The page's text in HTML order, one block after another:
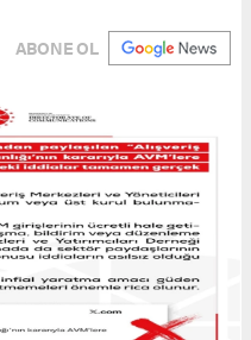
ABONE OL